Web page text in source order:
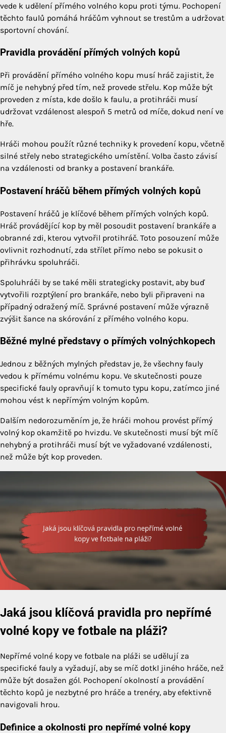
vede k udělení přímého volného kopu proti týmu. Pochopení
těchto faulů pomáhá hráčům vyhnout se trestům a udržovat
sportovní chování.
Pravidla provádění přímých volných kopů
Při provádění přímého volného kopu musí hráč zajistit, že
míč je nehybný před tím, než provede střelu. Kop může být
proveden z místa, kde došlo k faulu, a protihráči musí
udržovat vzdálenost alespoň 5 metrů od míče, dokud není ve
hře.
Hráči mohou použít různé techniky k provedení kopu, včetně
silné střely nebo strategického umístění. Volba často závisí
na vzdálenosti od branky a postavení brankáře.
Postavení hráčů během přímých volných kopů
Postavení hráčů je klíčové během přímých volných kopů.
Hráč provádějící kop by měl posoudit postavení brankáře a
obranné zdi, kterou vytvořil protihráč. Toto posouzení může
ovlivnit rozhodnutí, zda střílet přímo nebo se pokusit o
přihrávku spoluhráči.
Spoluhráči by se také měli strategicky postavit, aby buď
vytvořili rozptýlení pro brankáře, nebo byli připraveni na
případný odražený míč. Správné postavení může výrazně
zvýšit šance na skórování z přímého volného kopu.
Běžné mylné představy o přímých volnýchkopech
Jednou z běžných mylných představ je, že všechny fauly
vedou k přímému volnému kopu. Ve skutečnosti pouze
specifické fauly opravňují k tomuto typu kopu, zatímco jiné
mohou vést k nepřímým volným kopům.
Dalším nedorozuměním je, že hráči mohou provést přímý
volný kop okamžitě po hvizdu. Ve skutečnosti musí být míč
nehybný a protihráči musí být ve vyžadované vzdálenosti,
než může být kop proveden.
Jaká jsou klíčová pravidla pro nepřímé
volné kopy ve fotbale na pláži?
Nepřímé volné kopy ve fotbale na pláži se udělují za
specifické fauly a vyžadují, aby se míč dotkl jiného hráče, než
může být dosažen gól. Pochopení okolností a provádění
těchto kopů je nezbytné pro hráče a trenéry, aby efektivně
navigovali hrou.
Definice a okolnosti pro nepřímé volné kopy